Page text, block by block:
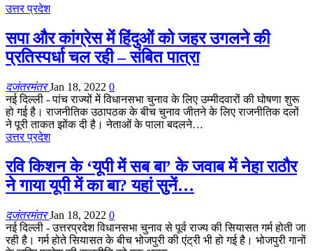
उत्तर प्रदेश
सपा और कांग्रेस में हिंदुओं को जहर उगलने की
प्रतिस्पर्धा चल रही – संबित पात्रा
दजंतरमंतरJan 18, 2022 0
नई दिल्ली - पांच राज्यों में विधानसभा चुनाव के लिए उम्मीदवारों की घोषणा शुरू
हो गई है। राजनीतिक उठापठक के बीच चुनाव जीतने के लिए राजनीतिक दलों
ने पूरी ताकत झोंक दी है। नेताओं के पाला बदलने…
उत्तर प्रदेश
रवि किशन के ‘यूपी में सब बा’ के जवाब में नेहा राठौर
ने गाया यूपी में का बा? यहां सुनें…
दजंतरमंतरJan 18, 2022 0
नई दिल्ली - उत्तरप्रदेश विधानसभा चुनाव से पूर्व राज्य की सियासत गर्म होती जा
रही है। गर्म होते सियासत के बीच भोजपुरी की एंट्री भी हो गई है। भोजपुरी गानों